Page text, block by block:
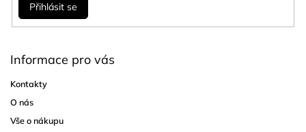
Přihlásit se
Informace pro vás
Kontakty
O nás
Vše o nákupu